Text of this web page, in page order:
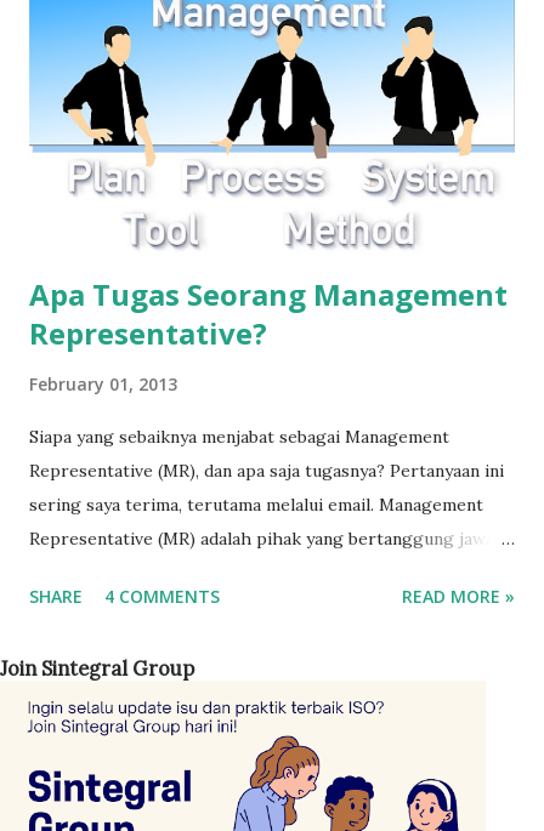
Sumber: SNI ISO 9001:2015
Apa Tugas Seorang Management
Representative?
February 01, 2013
Siapa yang sebaiknya menjabat sebagai Management
Representative (MR), dan apa saja tugasnya? Pertanyaan ini
sering saya terima, terutama melalui email. Management
Representative (MR) adalah pihak yang bertanggung jawab
9001 di perusahaan. Perannya adalah mengoordinasikan
dengan persyaratan standar. Standar ISO 9001 sendiri tidak
menetapkan kriteria khusus mengenai siapa yang harus
menjabat sebagai MR. Namun, disarankan posisi ini
dipegang oleh personel dengan jabatan cukup tinggi,
seperti General Manager (GM) . Jika hal tersebut tidak
SHARE 4 COMMENTS READ MORE »
Join Sintegral Group